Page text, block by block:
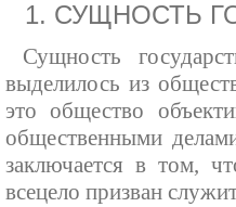
1. СУЩНОСТЬ
Сущность
выделилось из
это общество
общественными
заключается в том,
всецело призван